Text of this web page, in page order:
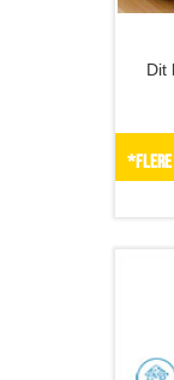
Dit